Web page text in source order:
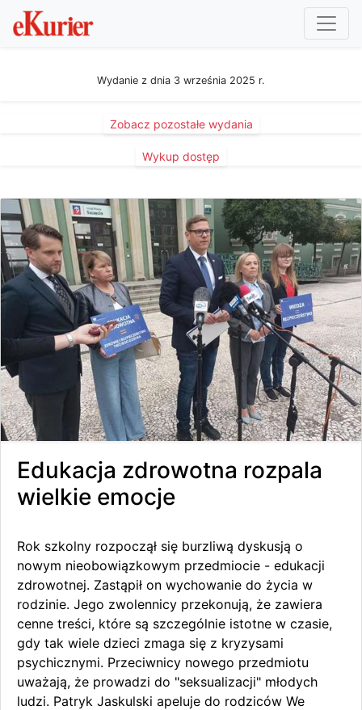
Wydanie z dnia 3 września 2025 r.
Zobacz pozostałe wydania
Wykup dostęp
Edukacja zdrowotna rozpala
wielkie emocje
Rok szkolny rozpoczął się burzliwą dyskusją o
nowym nieobowiązkowym przedmiocie - edukacji
zdrowotnej. Zastąpił on wychowanie do życia w
rodzinie. Jego zwolennicy przekonują, że zawiera
cenne treści, które są szczególnie istotne w czasie,
gdy tak wiele dzieci zmaga się z kryzysami
psychicznymi. Przeciwnicy nowego przedmiotu
uważają, że prowadzi do "seksualizacji" młodych
ludzi. Patryk Jaskulski apeluje do rodziców We